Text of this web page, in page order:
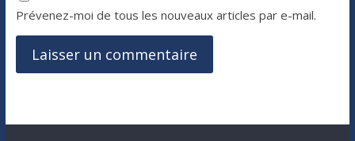
Prévenez-moi de tous les nouveaux articles par e-mail.